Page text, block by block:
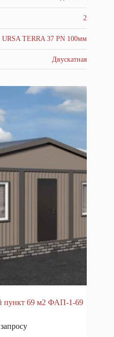
2
URSA TERRA 37 PN 100мм
Двускатная
пункт 69 м2 ФАП-1-69